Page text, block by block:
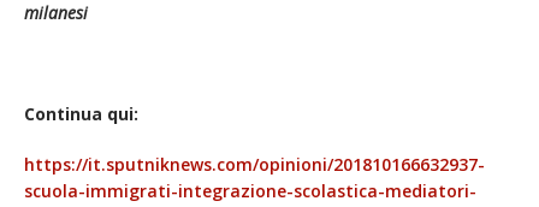
milanesi
Continua qui:
https://it.sputniknews.com/opinioni/201810166632937-
scuola-immigrati-integrazione-scolastica-mediatori-